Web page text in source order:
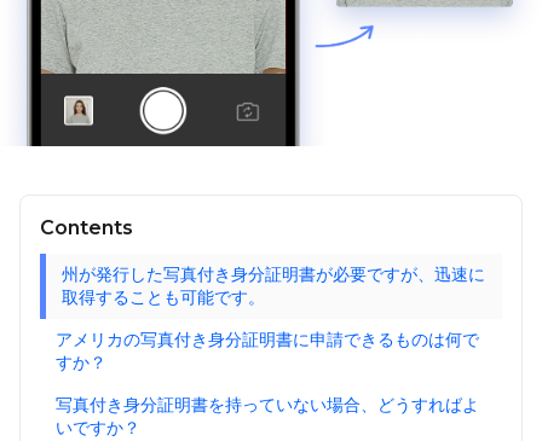
Contents
州が発行した写真付き身分証明書が必要ですが、迅速に
取得することも可能です。
アメリカの写真付き身分証明書に申請できるものは何で
すか？
写真付き身分証明書を持っていない場合、どうすればよ
いですか？